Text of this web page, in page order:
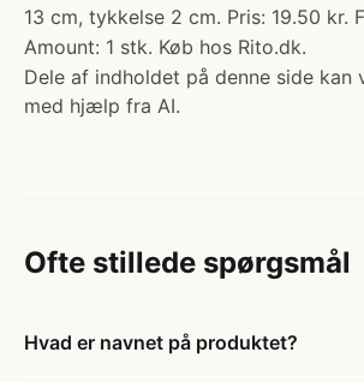
13 cm, tykkelse 2 cm. Pris: 19.50 kr.
Amount: 1 stk. Køb hos Rito.dk.
Dele af indholdet på denne side kan
med hjælp fra AI.
Ofte stillede spørgsmål
Hvad er navnet på produktet?